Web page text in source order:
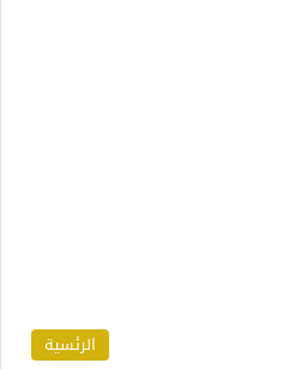
الرئسية